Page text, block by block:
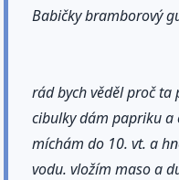
Babičky bramborový
rád bych věděl proč
cibulky dám papriku a
míchám do 10. vt. a
vodu. vložím maso a